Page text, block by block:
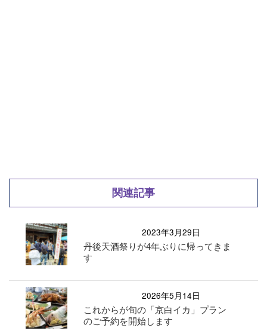
関連記事
2023年3月29日
丹後天酒祭りが4年ぶりに帰ってきま
す
2026年5月14日
これからが旬の「京白イカ」プラン
のご予約を開始します